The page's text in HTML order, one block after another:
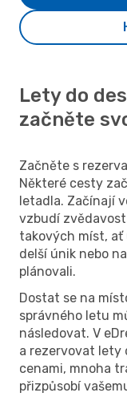
Lety do
začněte
Začněte s
Některé cesty
letadla. Začínají
vzbudí
takových míst, ať
delší únik nebo
plánovali.
Dostat se na
správného letu
následovat. V
a rezervovat lety
cenami, mnoha
přizpůsobí